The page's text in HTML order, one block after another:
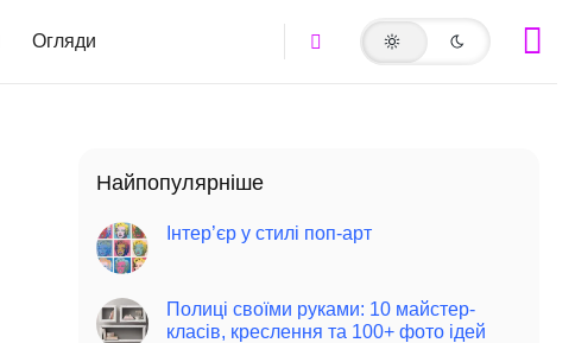
Огляди
Найпопулярніше
Інтер’єр у стилі поп-арт
Полиці своїми руками: 10 майстер-
класів, креслення та 100+ фото ідей